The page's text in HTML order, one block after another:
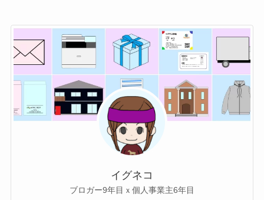
イグネコ
ブロガー9年目ｘ個人事業主6年目